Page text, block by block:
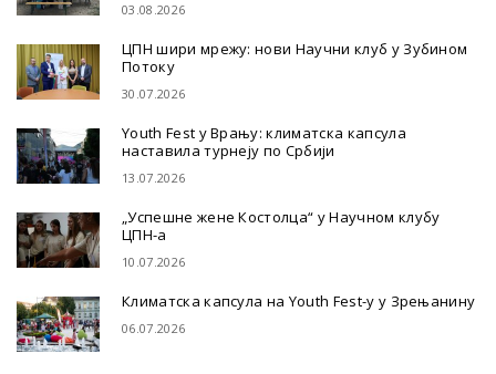
03.08.2026
ЦПН шири мрежу: нови Научни клуб у Зубином
Потоку
30.07.2026
Youth Fest у Врању: климатска капсула
наставила турнеју по Србији
13.07.2026
„Успешне жене Костолца“ у Научном клубу
ЦПН-а
10.07.2026
Климатска капсула на Youth Fest-у у Зрењанину
06.07.2026